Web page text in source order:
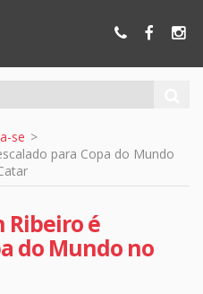
se
para Copa do Mundo
Ribeiro é
do Mundo no